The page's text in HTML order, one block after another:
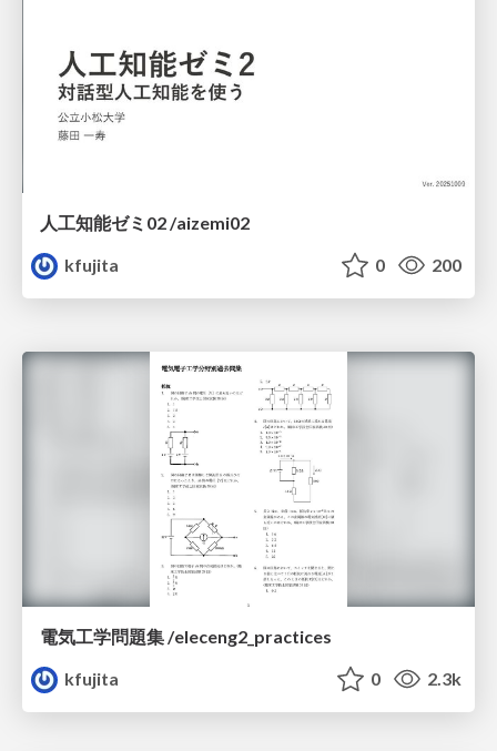
人工知能ゼミ02 /aizemi02
kfujita
0 200
電気工学問題集 /eleceng2_practices
kfujita
0 2.3k